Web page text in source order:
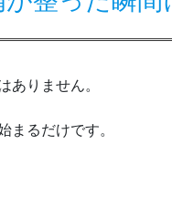
ありません。
まるだけです。